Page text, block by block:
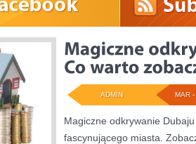
MAR
ADMIN
Magiczne odkrywanie
fascynującego miasta.